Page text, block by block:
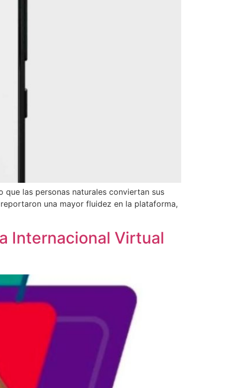
que las personas naturales conviertan sus
una mayor fluidez en la plataforma,
Internacional Virtual